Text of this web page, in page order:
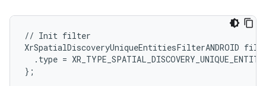
// Init filter
XrSpatialDiscoveryUniqueEntitiesFilterANDROID
. type =
};